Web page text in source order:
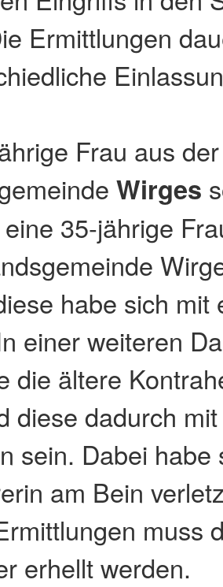
Ermittlungen
Frau aus der
Wirges
35-jährige
habe sich mit
einer weiteren
die ältere
diese dadurch
sein. Dabei
am Bein
muss
erhellt werden.